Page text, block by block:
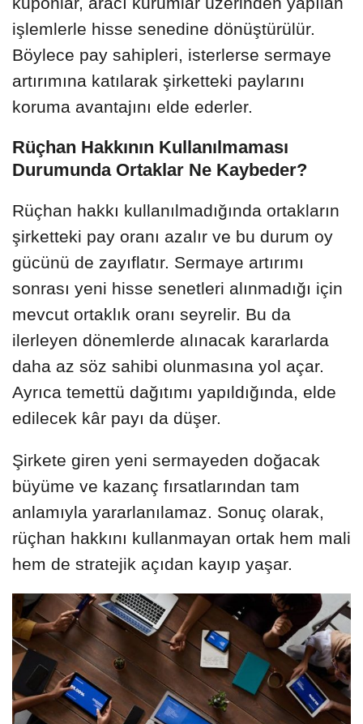
işlemlerle hisse senedine dönüştürülür.
Böylece pay sahipleri, isterlerse sermaye
artırımına katılarak şirketteki paylarını
koruma avantajını elde ederler.
Rüçhan Hakkının Kullanılmaması
Durumunda Ortaklar Ne Kaybeder?
Rüçhan hakkı kullanılmadığında ortakların
şirketteki pay oranı azalır ve bu durum oy
gücünü de zayıflatır. Sermaye artırımı
sonrası yeni hisse senetleri alınmadığı için
mevcut ortaklık oranı seyrelir. Bu da
ilerleyen dönemlerde alınacak kararlarda
daha az söz sahibi olunmasına yol açar.
Ayrıca temettü dağıtımı yapıldığında, elde
edilecek kâr payı da düşer.
Şirkete giren yeni sermayeden doğacak
büyüme ve kazanç fırsatlarından tam
anlamıyla yararlanılamaz. Sonuç olarak,
rüçhan hakkını kullanmayan ortak hem mali
hem de stratejik açıdan kayıp yaşar.